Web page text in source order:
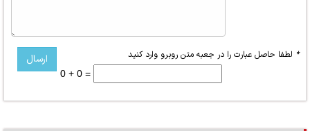
* لطفا حاصل عبارت را در جعبه متن روبرو وارد کنید
0 + 0 =